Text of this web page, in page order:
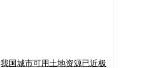
我国城市可用土地资源已近极